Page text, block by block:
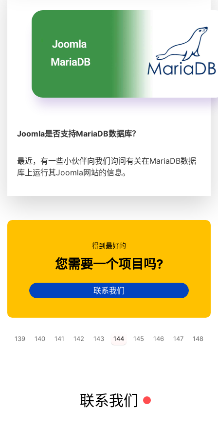
Joomla是否支持MariaDB数据库？
最近，有一些小伙伴向我们询问有关在MariaDB数据
库上运行其Joomla网站的信息。
得到最好的
您需要一个项目吗?
联系我们
139 140 141 142 143 144 145 146 147 148
联系我们